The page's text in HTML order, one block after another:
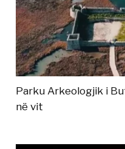
Parku Arkeologjik i
në vit